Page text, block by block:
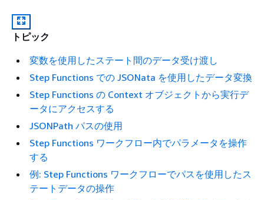
トピック
変数を使用したステート間のデータ受け渡し
Step Functions での JSONata を使用したデータ変換
Step Functions の Context オブジェクトから実行デ
ータにアクセスする
JSONPath パスの使用
Step Functions ワークフロー内でパラメータを操作
する
例: Step Functions ワークフローでパスを使用したス
テートデータの操作